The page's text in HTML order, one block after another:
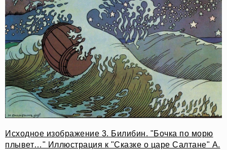
Исходное изображение 3. Билибин. "Бочка по морю
плывет…" Иллюстрация к "Сказке о царе Салтане" А.